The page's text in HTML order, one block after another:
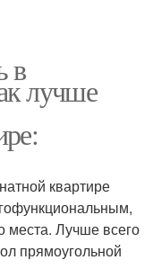
в
лучше
квартире
места. Лучше всего
прямоугольной